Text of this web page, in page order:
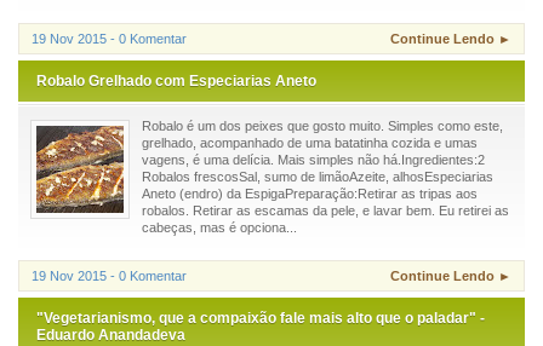
19 Nov 2015 - 0 Komentar Continue Lendo ►
Robalo Grelhado com Especiarias Aneto
Robalo é um dos peixes que gosto muito. Simples como este,
grelhado, acompanhado de uma batatinha cozida e umas
vagens, é uma delícia. Mais simples não há.Ingredientes:2
Robalos frescosSal, sumo de limãoAzeite, alhosEspeciarias
Aneto (endro) da EspigaPreparação:Retirar as tripas aos
robalos. Retirar as escamas da pele, e lavar bem. Eu retirei as
cabeças, mas é opciona...
19 Nov 2015 - 0 Komentar Continue Lendo ►
"Vegetarianismo, que a compaixão fale mais alto que o paladar" -
Eduardo Anandadeva